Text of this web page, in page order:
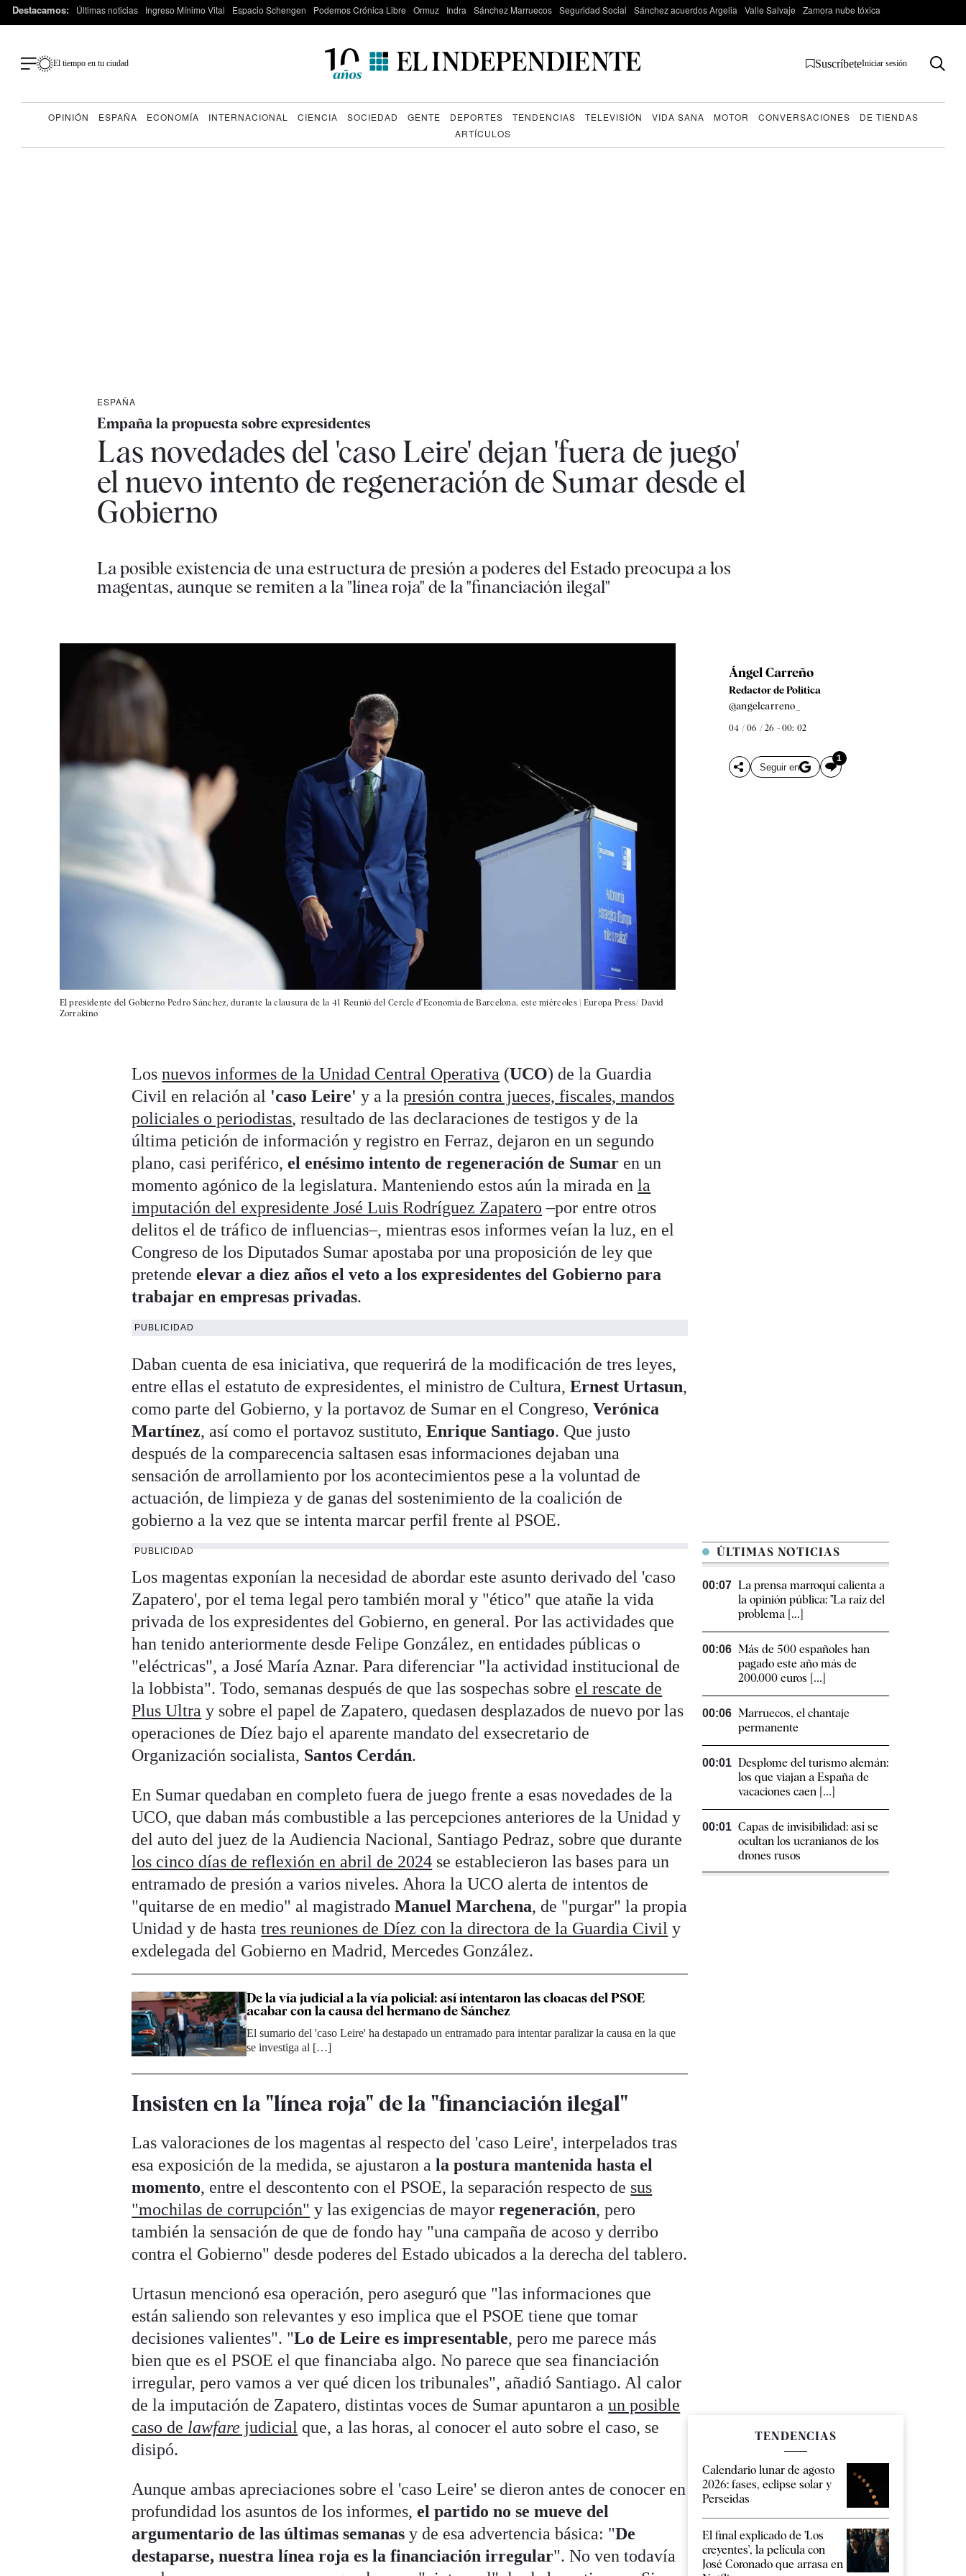
Destacamos: Últimas noticias Ingreso Mínimo Vital Espacio Schengen Podemos Crónica Libre Ormuz Indra Sánchez Marruecos Seguridad Social Sánchez acuerdos Argelia Valle Salvaje Zamora nube tóxica
El tiempo en tu ciudad SuscríbeteIniciar sesión
OPINIÓN ESPAÑA ECONOMÍA INTERNACIONAL CIENCIA SOCIEDAD GENTE DEPORTES TENDENCIAS TELEVISIÓN VIDA SANA MOTOR CONVERSACIONES
DE TIENDAS
ARTÍCULOS
ESPAÑA
Empaña la propuesta sobre expresidentes
Las novedades del 'caso Leire' dejan 'fuera de juego'
el nuevo intento de regeneración de Sumar desde el
Gobierno
La posible existencia de una estructura de presión a poderes del Estado preocupa a los
magentas, aunque se remiten a la "línea roja" de la "financiación ilegal"
El presidente del Gobierno Pedro Sánchez, durante la clausura de la 41 Reunió del Cercle d'Economia de Barcelona, este miércoles | Europa Press/ David
Zorrakino
Ángel Carreño
Redactor de Política
@angelcarreno_
04 / 06 / 26 - 00: 02
Seguir en
1
Losnuevos informes de la Unidad Central Operativa (UCO) de la Guardia
Civil en relación al 'caso Leire' y a lapresión contra jueces, fiscales, mandos
policiales o periodistas, resultado de las declaraciones de testigos y de la
última petición de información y registro en Ferraz, dejaron en un segundo
plano, casi periférico,el enésimo intento de regeneración de Sumar en un
momento agónico de la legislatura. Manteniendo estos aún la mirada enla
imputación del expresidente José Luis Rodríguez Zapatero –por entre otros
delitos el de tráfico de influencias–, mientras esos informes veían la luz, en el
Congreso de los Diputados Sumar apostaba por una proposición de ley que
pretendeelevar a diez años el veto a los expresidentes del Gobierno para
trabajar en empresas privadas.
PUBLICIDAD
Daban cuenta de esa iniciativa, que requerirá de la modificación de tres leyes,
entre ellas el estatuto de expresidentes, el ministro de Cultura,Ernest Urtasun,
como parte del Gobierno, y la portavoz de Sumar en el Congreso,Verónica
Martínez, así como el portavoz sustituto,Enrique Santiago. Que justo
después de la comparecencia saltasen esas informaciones dejaban una
sensación de arrollamiento por los acontecimientos pese a la voluntad de
actuación, de limpieza y de ganas del sostenimiento de la coalición de
gobierno a la vez que se intenta marcar perfil frente al PSOE.
PUBLICIDAD
Los magentas exponían la necesidad de abordar este asunto derivado del 'caso
Zapatero', por el tema legal pero también moral y "ético" que atañe la vida
privada de los expresidentes del Gobierno, en general. Por las actividades que
han tenido anteriormente desde Felipe González, en entidades públicas o
"eléctricas", a José María Aznar. Para diferenciar "la actividad institucional de
la lobbista". Todo, semanas después de que las sospechas sobre el rescate de
Plus Ultra y sobre el papel de Zapatero, quedasen desplazados de nuevo por las
operaciones de Díez bajo el aparente mandato del exsecretario de
Organización socialista, Santos Cerdán.
En Sumar quedaban en completo fuera de juego frente a esas novedades de la
UCO, que daban más combustible a las percepciones anteriores de la Unidad y
del auto del juez de la Audiencia Nacional, Santiago Pedraz, sobre que durante
los cinco días de reflexión en abril de 2024 se establecieron las bases para un
entramado de presión a varios niveles. Ahora la UCO alerta de intentos de
"quitarse de en medio" al magistradoManuel Marchena, de "purgar" la propia
Unidad y de hastatres reuniones de Díez con la directora de la Guardia Civil y
exdelegada del Gobierno en Madrid, Mercedes González.
De la vía judicial a la vía policial: así intentaron las cloacas del PSOE
acabar con la causa del hermano de Sánchez
El sumario del 'caso Leire' ha destapado un entramado para intentar paralizar la causa en la que
se investiga al […]
Insisten en la "línea roja" de la "financiación ilegal"
Las valoraciones de los magentas al respecto del 'caso Leire', interpelados tras
esa exposición de la medida, se ajustaron ala postura mantenida hasta el
momento, entre el descontento con el PSOE, la separación respecto de sus
"mochilas de corrupción" y las exigencias de mayorregeneración, pero
también la sensación de que de fondo hay "una campaña de acoso y derribo
contra el Gobierno" desde poderes del Estado ubicados a la derecha del tablero.
Urtasun mencionó esa operación, pero aseguró que "las informaciones que
están saliendo son relevantes y eso implica que el PSOE tiene que tomar
decisiones valientes". "Lo de Leire es impresentable, pero me parece más
bien que es el PSOE el que financiaba algo. No parece que sea financiación
irregular, pero vamos a ver qué dicen los tribunales", añadió Santiago. Al calor
de la imputación de Zapatero, distintas voces de Sumar apuntaron aun posible
caso de lawfare judicial que, a las horas, al conocer el auto sobre el caso, se
disipó.
Aunque ambas apreciaciones sobre el 'caso Leire' se dieron antes de conocer en
profundidad los asuntos de los informes,el partido no se mueve del
argumentario de las últimas semanasy de esa advertencia básica: "De
destaparse, nuestra línea roja es la financiación irregular". No ven todavía
ÚLTIMAS NOTICIAS
00:07 La prensa marroquí calienta a
la opinión pública: "La raíz del
problema [...]
00:06 Más de 500 españoles han
pagado este año más de
200.000 euros [...]
00:06 Marruecos, el chantaje
permanente
00:01 Desplome del turismo alemán:
los que viajan a España de
vacaciones caen [...]
00:01 Capas de invisibilidad: así se
ocultan los ucranianos de los
drones rusos
TENDENCIAS
Calendario lunar de agosto
2026: fases, eclipse solar y
Perseidas
El final explicado de 'Los
creyentes', la película con
José Coronado que arrasa en